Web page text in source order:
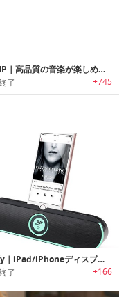
UAMP｜高品質の音楽が楽しめるポケットサイズのヘッドフォンアンプ
了 +745
Savfy｜iPad/iPhoneディスプレイスタンド付きポータブルワイヤレススピーカー
了 +166